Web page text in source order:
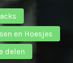
en Hoesjes
delen